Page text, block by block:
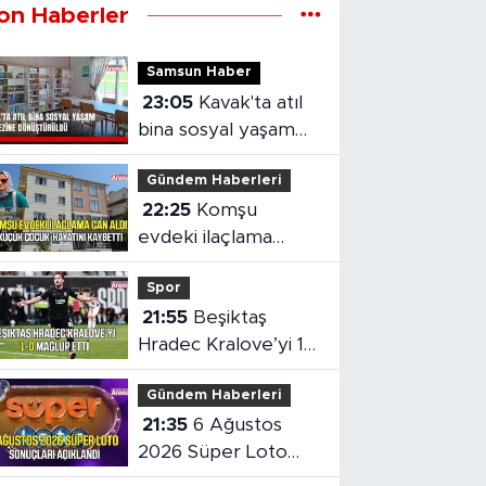
Haberler
Samsun Haber
23:05
bina sosyal yaşam
merkezine
dönüştürüldü
Gündem Haberleri
22:25
evdeki ilaçlama
küçük çocuğun
ölümüne neden oldu
Spor
21:55
Hradec Kralove’yi 1-
0 mağlup etti
Gündem Haberleri
21:35 6 Ağustos
2026 Süper Loto
sonuçları açıklandı